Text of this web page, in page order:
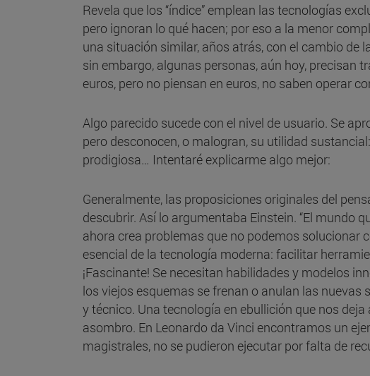
Revela que los “índice” emplean las tecnologías
pero ignoran lo qué hacen; por eso a la menor
una situación similar, años atrás, con el cambio de
sin embargo, algunas personas, aún hoy, precisan
euros, pero no piensan en euros, no saben operar
Algo parecido sucede con el nivel de usuario. Se
pero desconocen, o malogran, su utilidad
prodigiosa… Intentaré explicarme algo mejor:
Generalmente, las proposiciones originales del
descubrir. Así lo argumentaba Einstein. “El mundo
ahora crea problemas que no podemos solucionar
esencial de la tecnología moderna: facilitar
¡Fascinante! Se necesitan habilidades y modelos
los viejos esquemas se frenan o anulan las
y técnico. Una tecnología en ebullición que nos
asombro. En Leonardo da Vinci encontramos un
magistrales, no se pudieron ejecutar por falta de